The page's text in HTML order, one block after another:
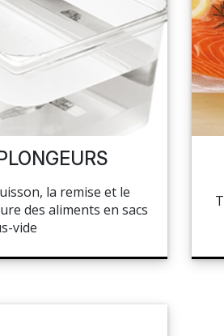
la remise et le
des aliments en sacs
vide